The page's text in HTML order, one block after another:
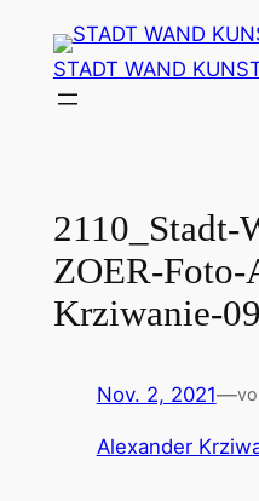
Inhalt
springen
STADT WAND
2110_Stadt-
ZOER-Foto-
Krziwanie-
Nov. 2, 2021—
Alexander